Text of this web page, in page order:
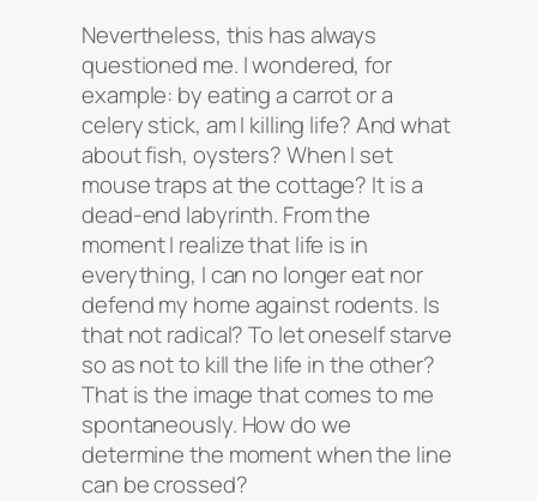
Nevertheless, this has always
questioned me. I wondered, for
example: by eating a carrot or a
celery stick, am I killing life? And what
about fish, oysters? When I set
mouse traps at the cottage? It is a
dead-end labyrinth. From the
moment I realize that life is in
everything, I can no longer eat nor
defend my home against rodents. Is
that not radical? To let oneself starve
so as not to kill the life in the other?
That is the image that comes to me
spontaneously. How do we
determine the moment when the line
can be crossed?